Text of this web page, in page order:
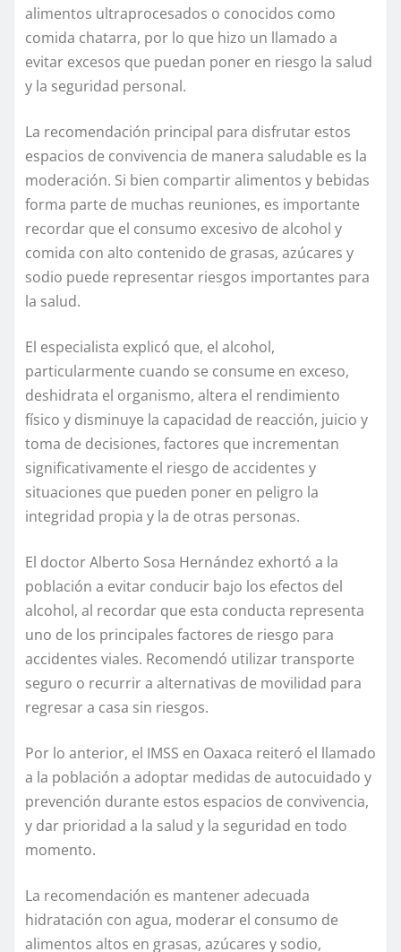
alimentos ultraprocesados o conocidos como
comida chatarra, por lo que hizo un llamado a
evitar excesos que puedan poner en riesgo la salud
y la seguridad personal.
La recomendación principal para disfrutar estos
espacios de convivencia de manera saludable es la
moderación. Si bien compartir alimentos y bebidas
forma parte de muchas reuniones, es importante
recordar que el consumo excesivo de alcohol y
comida con alto contenido de grasas, azúcares y
sodio puede representar riesgos importantes para
la salud.
El especialista explicó que, el alcohol,
particularmente cuando se consume en exceso,
deshidrata el organismo, altera el rendimiento
físico y disminuye la capacidad de reacción, juicio y
toma de decisiones, factores que incrementan
significativamente el riesgo de accidentes y
situaciones que pueden poner en peligro la
integridad propia y la de otras personas.
El doctor Alberto Sosa Hernández exhortó a la
población a evitar conducir bajo los efectos del
alcohol, al recordar que esta conducta representa
uno de los principales factores de riesgo para
accidentes viales. Recomendó utilizar transporte
seguro o recurrir a alternativas de movilidad para
regresar a casa sin riesgos.
Por lo anterior, el IMSS en Oaxaca reiteró el llamado
a la población a adoptar medidas de autocuidado y
prevención durante estos espacios de convivencia,
y dar prioridad a la salud y la seguridad en todo
momento.
La recomendación es mantener adecuada
hidratación con agua, moderar el consumo de
alimentos altos en grasas, azúcares y sodio,